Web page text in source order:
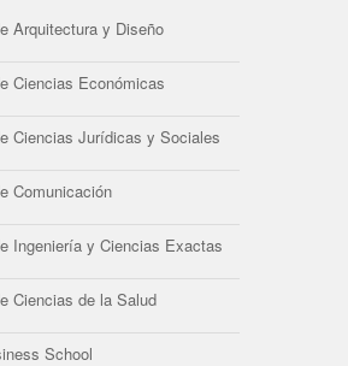
Arquitectura y Diseño
Ciencias Económicas
Ciencias Jurídicas y Sociales
Comunicación
Ingeniería y Ciencias Exactas
Ciencias de la Salud
School